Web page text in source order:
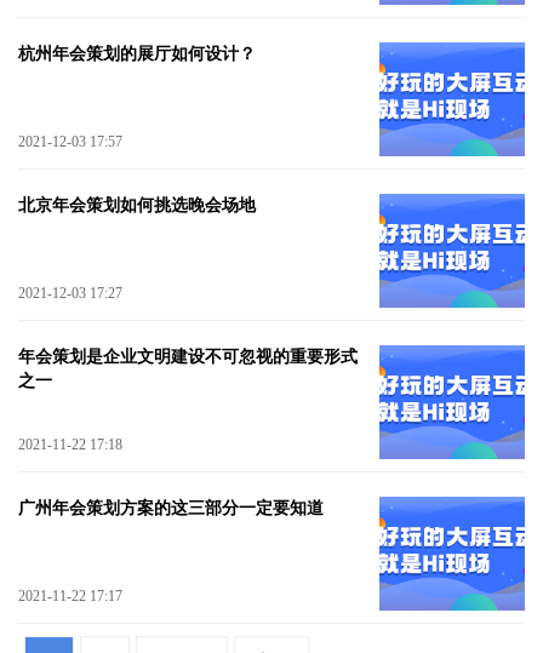
杭州年会策划的展厅如何设计？
2021-12-03 17:57
北京年会策划如何挑选晚会场地
2021-12-03 17:27
年会策划是企业文明建设不可忽视的重要形式
之一
2021-11-22 17:18
广州年会策划方案的这三部分一定要知道
2021-11-22 17:17